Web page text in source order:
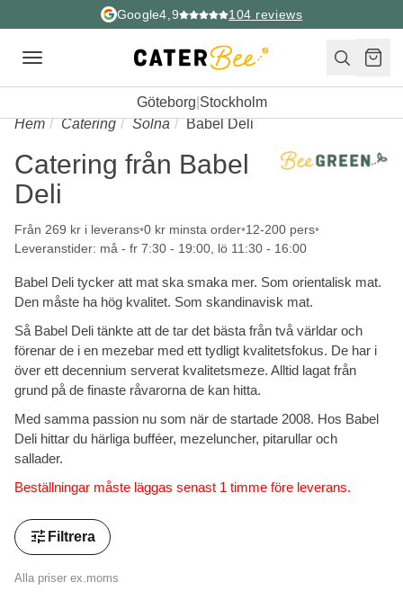
Google4,9 104 reviews
Toggle
Göteborg Stockholm
Hem
Catering Solna Babel Deli
Catering från Babel
Deli
Från 269 kr i leverans 0 kr minsta order 12-200 pers
Leveranstider: må - fr 7:30 - 19:00, lö 11:30 - 16:00
Babel Deli tycker att mat ska smaka mer. Som orientalisk mat.
Den måste ha hög kvalitet. Som skandinavisk mat.
Så Babel Deli tänkte att de tar det bästa från två världar och
förenar de i en mezebar med ett tydligt kvalitetsfokus. De har i
över ett decennium serverat kvalitetsmeze. Alltid lagat från
grund på de finaste råvarorna de kan hitta.
Med samma passion nu som när de startade 2008. Hos Babel
Deli hittar du härliga bufféer, mezeluncher, pitarullar och
sallader.
Beställningar måste läggas senast 1 timme före leverans.
tune Filtrera
Alla priser ex.moms